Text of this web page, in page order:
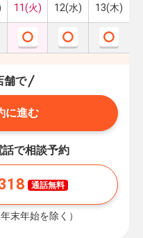
11(火) 12(水) 13(木)
舗で
に進む
話で相談予約
通話無料
末年始を除く）